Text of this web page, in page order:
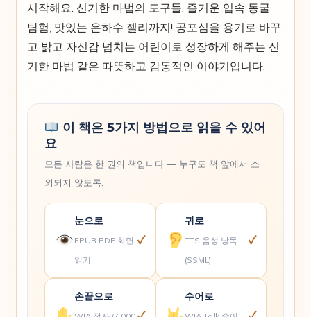
시작해요. 신기한 마법의 도구들, 즐거운 입속 동굴
탐험, 맛있는 은하수 젤리까지! 공포심을 용기로 바꾸
고 밝고 자신감 넘치는 어린이로 성장하게 해주는 신
기한 마법 같은 따뜻하고 감동적인 이야기입니다.
이 책은 5가지 방법으로 읽을 수 있어
요
모든 사람은 한 권의 책입니다 — 누구도 책 앞에서 소
외되지 않도록.
눈으로
EPUB·PDF 화면
읽기
✓
귀로
TTS 음성 낭독
(SSML)
✓
손끝으로 수어로